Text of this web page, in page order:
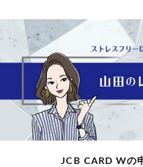
JCB CARD Wの